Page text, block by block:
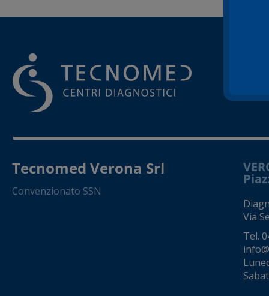
Tecnomed Verona Srl
Convenzionato SSN
Via
Tel.